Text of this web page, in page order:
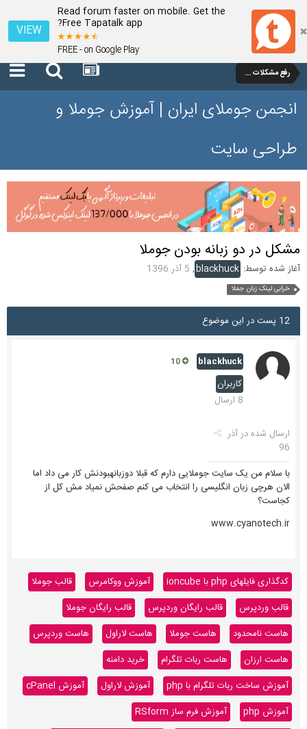
Read forum faster on mobile. Get the
Free Tapatalk app?
FREE - on Google Play
VIEW
رفع مشکلات و سوالات عمومی جوملا 3 تا 3.9
انجمن جوملای ایران | آموزش جوملا و
طراحی سایت
مشکل در دو زبانه بودن جوملا
آغاز شده توسط: blackhuck
, 5 آذر 1396
خرابی لینک زبان جملا
12 پست در این موضوع
blackhuck
کاربران
8 ارسال
ارسال شده درآذر
96
با سلام من یک سایت جوملایی دارم که قبلا دوزبانهبودنش کار می داد اما
الان هرچی زبان انگلیسی را انتخاب می کنم صفحش نمیاد مش کل از
کجاست؟
www.cyanotech.ir
کدگذاری فایلهای php با ioncube آموزش ووکامرس
قالب جوملا
قالب وردپرس
قالب رایگان وردپرس
قالب رایگان جوملا
هاست نامحدود
هاست جوملا هاست لاراول
هاست وردپرس
هاست ارزان
هاست ربات تلگرام
خرید دامنه
آموزش ساخت ربات تلگرام با php
آموزش لاراول
آموزش cPanel
آموزش php
آموزش فرم ساز RSform